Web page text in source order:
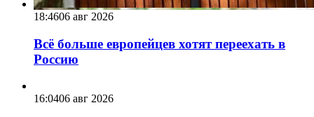
18:4606 авг 2026
Всё больше европейцев хотят переехать в
Россию
16:0406 авг 2026